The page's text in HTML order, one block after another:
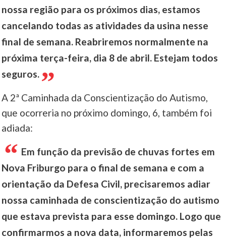
nossa região para os próximos dias, estamos
cancelando todas as atividades da usina nesse
final de semana. Reabriremos normalmente na
próxima terça-feira, dia 8 de abril. Estejam todos
seguros.
A 2ª Caminhada da Conscientização do Autismo,
que ocorreria no próximo domingo, 6, também foi
adiada:
Em função da previsão de chuvas fortes em
Nova Friburgo para o final de semana e com a
orientação da Defesa Civil, precisaremos adiar
nossa caminhada de conscientização do autismo
que estava prevista para esse domingo. Logo que
confirmarmos a nova data, informaremos pelas